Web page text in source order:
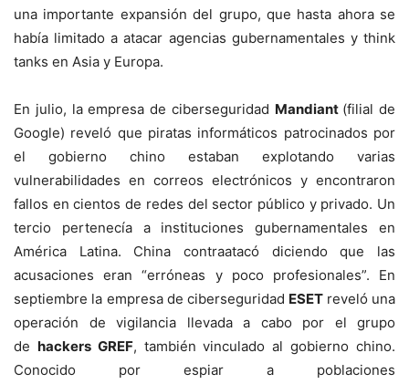
una importante expansión del grupo, que hasta ahora se
había limitado a atacar agencias gubernamentales y think
tanks en Asia y Europa.
En julio, la empresa de ciberseguridad Mandiant (filial de
Google) reveló que piratas informáticos patrocinados por
el gobierno chino estaban explotando varias
vulnerabilidades en correos electrónicos y encontraron
fallos en cientos de redes del sector público y privado. Un
tercio pertenecía a instituciones gubernamentales en
América Latina. China contraatacó diciendo que las
acusaciones eran “erróneas y poco profesionales”. En
septiembre la empresa de ciberseguridad ESET reveló una
operación de vigilancia llevada a cabo por el grupo
de hackers GREF, también vinculado al gobierno chino.
Conocido por espiar a poblaciones